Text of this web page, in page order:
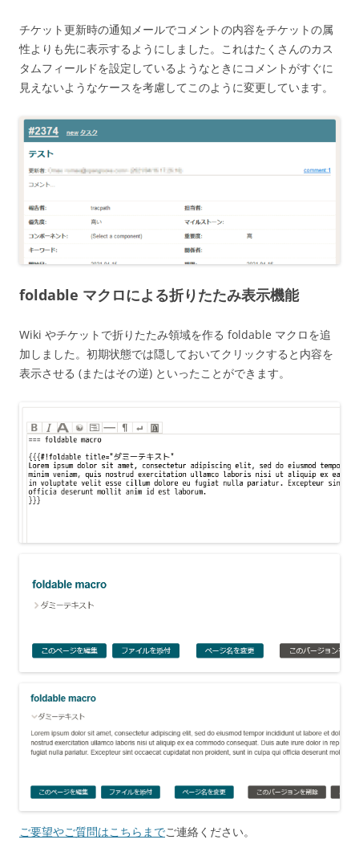
チケット更新時の通知メールでコメントの内容をチケットの属
性よりも先に表示するようにしました。これはたくさんのカス
タムフィールドを設定しているようなときにコメントがすぐに
見えないようなケースを考慮してこのように変更しています。
foldable マクロによる折りたたみ表示機能
Wiki やチケットで折りたたみ領域を作る foldable マクロを追
加しました。初期状態では隠しておいてクリックすると内容を
表示させる (またはその逆) といったことができます。
ご要望やご質問はこちらまでご連絡ください。